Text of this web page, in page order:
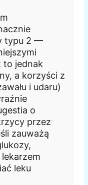
typu 2 —
to jednak
a korzyści z
i udaru)
o
przez
zauważą
leku